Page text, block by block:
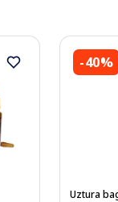
-40%
Uztura